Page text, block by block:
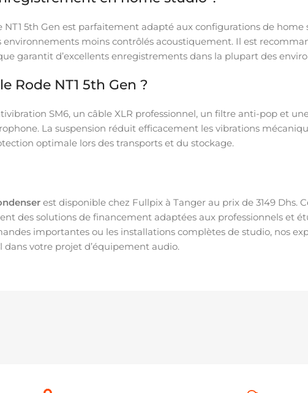
NT1 5th Gen est parfaitement adapté aux configurations de
moins contrôlés acoustiquement. Il est
garantit d’excellents enregistrements dans la plupart des
Rode NT1 5th Gen ?
SM6, un câble XLR professionnel, un filtre anti-pop et
La suspension réduit efficacement les vibrations
optimale lors des transports et du stockage.
est disponible chez Fullpix à Tanger au prix de 3149 Dhs.
des solutions de financement adaptées aux professionnels et
importantes ou les installations complètes de studio, nos
votre projet d’équipement audio.